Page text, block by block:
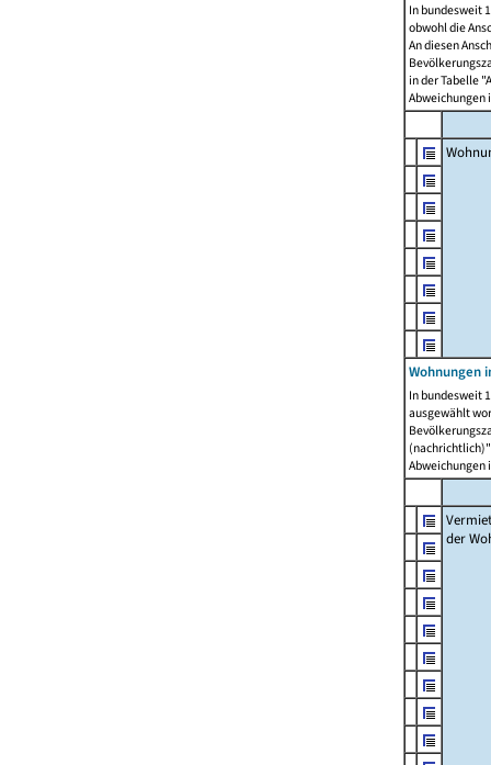
In bundesweit
obwohl die
An diesen
in der Tabelle
Abweichungen
Wohnungen
In bundesweit
ausgewählt
Abweichungen
der